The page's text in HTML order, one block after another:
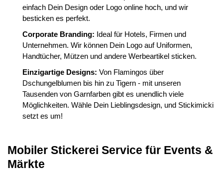
einfach Dein Design oder Logo online hoch, und wir
besticken es perfekt.
Corporate Branding: Ideal für Hotels, Firmen und
Unternehmen. Wir können Dein Logo auf Uniformen,
Handtücher, Mützen und andere Werbeartikel sticken.
Einzigartige Designs: Von Flamingos über
Dschungelblumen bis hin zu Tigern - mit unseren
Tausenden von Garnfarben gibt es unendlich viele
Möglichkeiten. Wähle Dein Lieblingsdesign, und Stickimicki
setzt es um!
Mobiler Stickerei Service für Events &
Märkte